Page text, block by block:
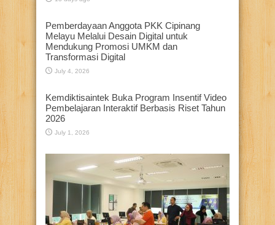
Pemberdayaan Anggota PKK Cipinang
Melayu Melalui Desain Digital untuk
Mendukung Promosi UMKM dan
Transformasi Digital
July 4, 2026
Kemdiktisaintek Buka Program Insentif Video
Pembelajaran Interaktif Berbasis Riset Tahun
2026
July 1, 2026